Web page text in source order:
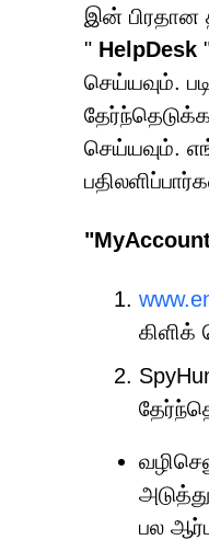
இன் பிரதான
" HelpDesk
செய்யவும்.
செய்யவும்.
கிளிக்
பல